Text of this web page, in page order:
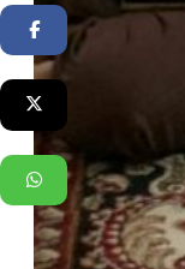
Facebook
WhatsApp